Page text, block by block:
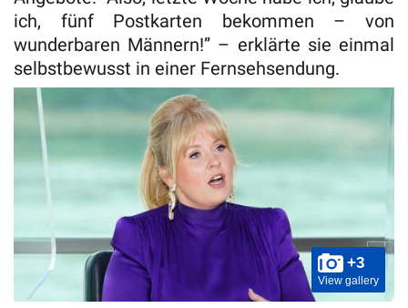
ich, fünf Postkarten bekommen – von
wunderbaren Männern!” – erklärte sie einmal
selbstbewusst in einer Fernsehsendung.
+3
View gallery